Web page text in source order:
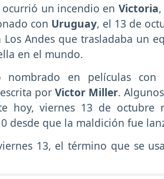
un incendio en Victoria
con Uruguay, el 13 de
Los Andes que trasladaba un
en el mundo.
nombrado en películas
porVictor Miller.
hoy, viernes 13 de
desde que la maldición fue
13, el término que se